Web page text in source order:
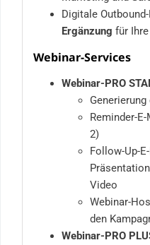
Digitale
Ergänzung für
Webinar-Services
Webinar-PRO
Reminder-
2)
Follow-Up-
Video
Webinar-
den
Webinar-PRO